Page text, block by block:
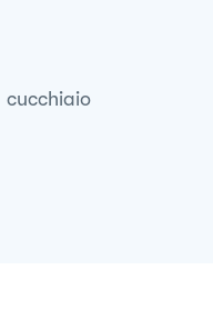
cucchiaio